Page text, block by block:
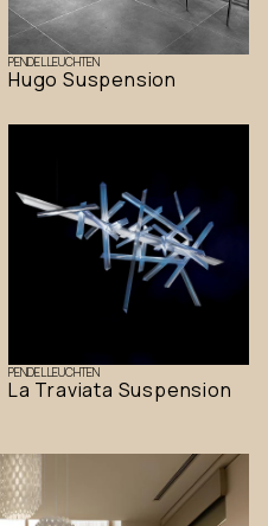
PENDELLEUCHTEN
Hugo Suspension
PENDELLEUCHTEN
La Traviata Suspension